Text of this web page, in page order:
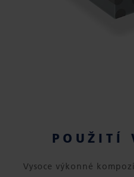
POUŽITÍ
Vysoce výkonné